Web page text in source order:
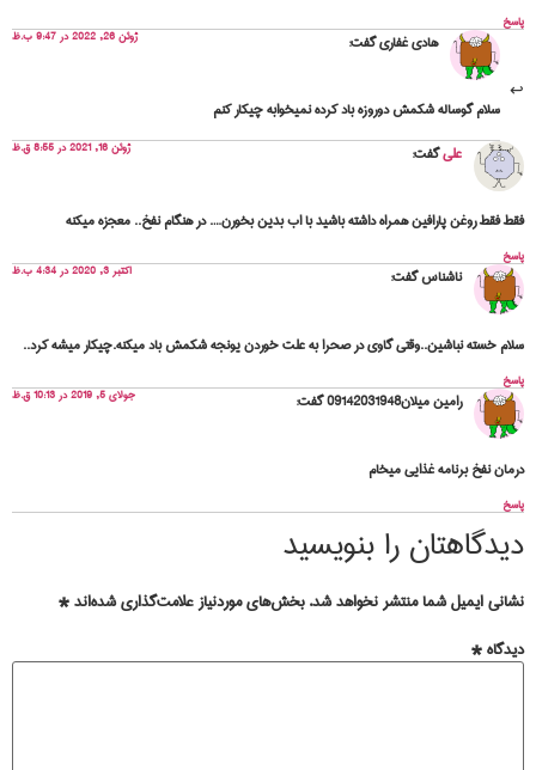
پاسخ
هادی غفاریگفت: ژوئن 26, 2022 در 9:47 ب.ظ
سلام گوساله شکمش دوروزه باد کرده نمیخوابه چیکار کنم
علیگفت: ژوئن 16, 2021 در 8:55 ق.ظ
فقط فقط روغن پارافین همراه داشته باشید با اب بدین بخورن…. در هنگام نفخ.. معجزه میکنه
پاسخ
ناشناسگفت: اکتبر 3, 2020 در 4:34 ب.ظ
سلام خسته نباشین..وقتی گاوی در صحرا به علت خوردن یونجه شکمش باد میکنه.چیکار میشه کرد..
پاسخ
رامین میلان09142031948 گفت: جولای 5, 2019 در 10:13 ق.ظ
درمان نفخ برنامه غذایی میخام
پاسخ
دیدگاهتان را بنویسید
نشانی ایمیل شما منتشر نخواهد شد. بخش‌های موردنیاز علامت‌گذاری شده‌اند*
دیدگاه*